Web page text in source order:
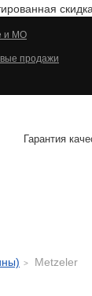
и МО
продажи
Гарантия
Metzeler